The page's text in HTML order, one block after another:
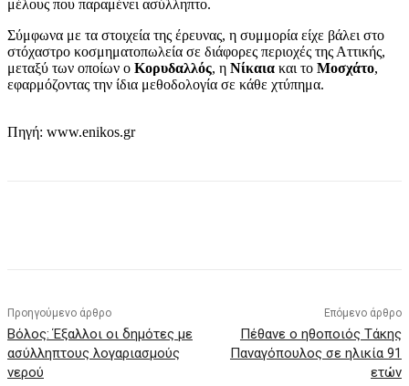
μέλους που παραμένει ασύλληπτο.
Σύμφωνα με τα στοιχεία της έρευνας, η συμμορία είχε βάλει στο
στόχαστρο κοσμηματοπωλεία σε διάφορες περιοχές της Αττικής,
μεταξύ των οποίων ο Κορυδαλλός, η Νίκαια και το Μοσχάτο,
εφαρμόζοντας την ίδια μεθοδολογία σε κάθε χτύπημα.
Πηγή: www.enikos.gr
Προηγούμενο άρθρο
Βόλος: Έξαλλοι οι δημότες με
ασύλληπτους λογαριασμούς
νερού
Επόμενο άρθρο
Πέθανε ο ηθοποιός Τάκης
Παναγόπουλος σε ηλικία 91
ετών